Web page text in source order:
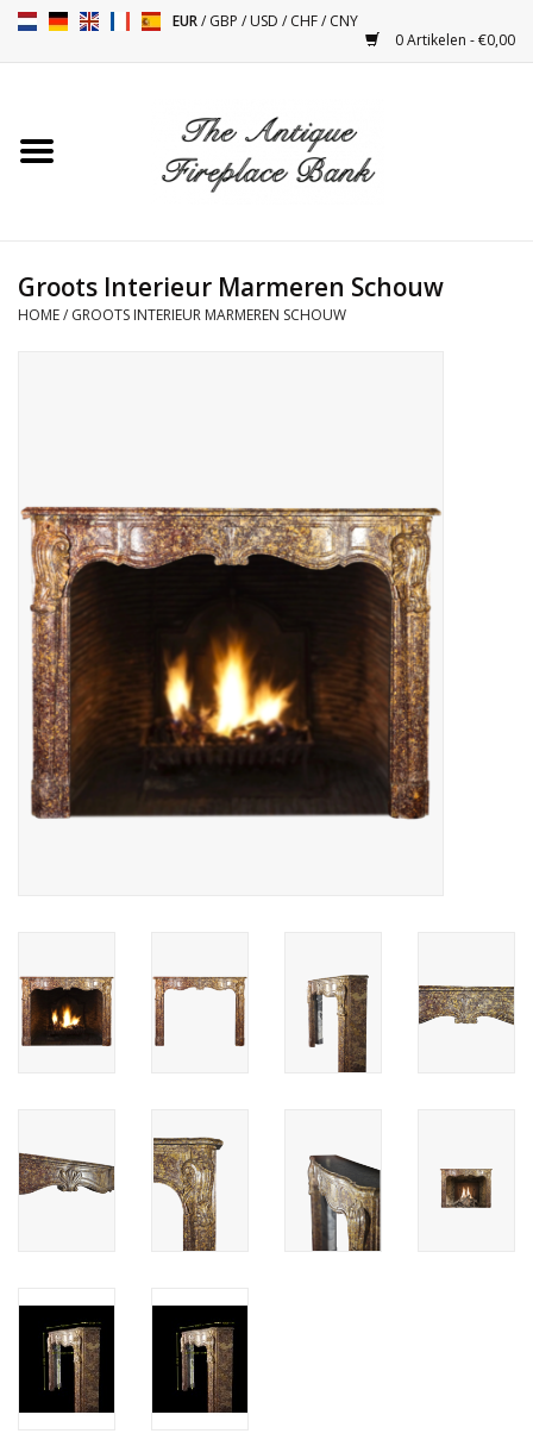
EUR/GBP /USD /CHF/CNY
0 Artikelen - €0,00
Toebehoren
Objecten
Decoratieve Outdoor
Objecten
Vloeren - Steen, Terra Cotta
& Marmer
Outlet
Login
Groots Interieur Marmeren Schouw
HOME/ GROOTS INTERIEUR MARMEREN SCHOUW